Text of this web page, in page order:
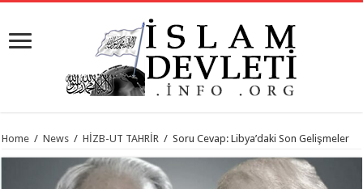
Home / News / HİZB-UT TAHRİR / Soru Cevap: Libya’daki Son Gelişmeler